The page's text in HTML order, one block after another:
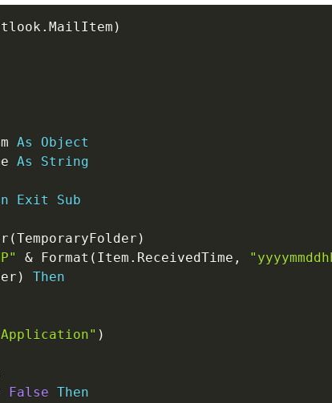
. MailItem )
As
Object
As
String
Exit
Sub
(TemporaryFolder )
& Format ( Item . ReceivedTime ,
)
Then
)
False Then